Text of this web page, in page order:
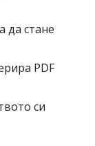
да стане
PDF
си